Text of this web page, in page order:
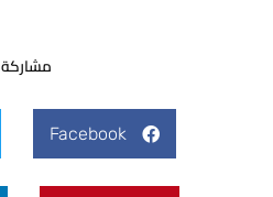
مشاركة
Facebook